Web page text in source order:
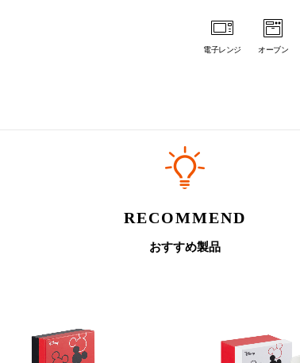
電子レンジ オーブン
RECOMMEND
おすすめ製品